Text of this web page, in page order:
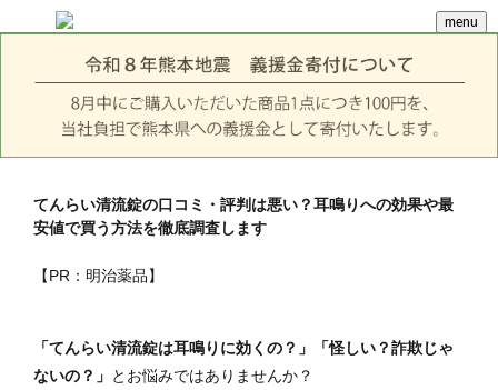
menu
てんらい清流錠の口コミ・評判は悪い？耳鳴りへの効果や最
安値で買う方法を徹底調査します
【PR：明治薬品】
「てんらい清流錠は耳鳴りに効くの？」「怪しい？詐欺じゃ
ないの？」 とお悩みではありませんか？